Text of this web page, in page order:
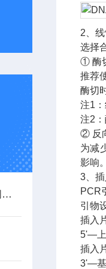
优化镍填料使用：避免常见问题提升生产质量
2、
选择
① 酶
推荐
酶切
注1
注2
② 反
为减
影响
3、
PCR
引物
插入
5'—上
插入
3'—基